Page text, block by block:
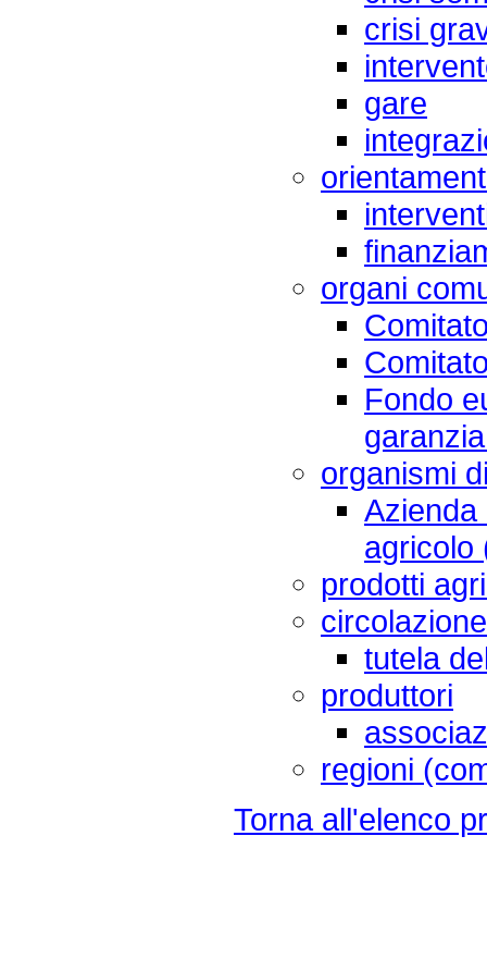
crisi
gare
organi
Fondo
organismi
Azienda
agricolo
prodotti
tutela
produttori
regioni
Torna all'elenco